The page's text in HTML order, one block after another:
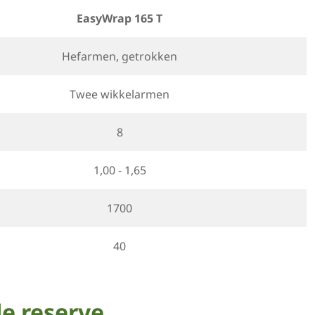
EasyWrap 165 T
Hefarmen, getrokken
Twee wikkelarmen
8
1,00 - 1,65
1700
40